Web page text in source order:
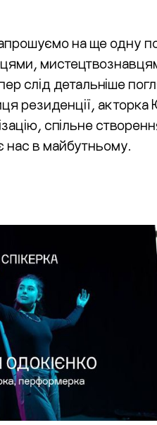
на ще одну
слід детальніше
резиденції, акторка
спільне
нас в майбутньому.